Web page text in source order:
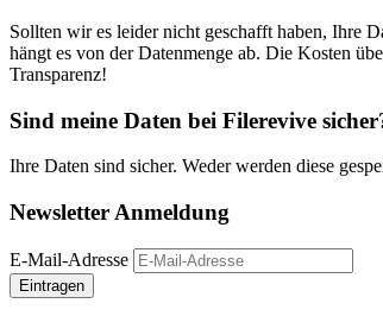
Sollten wir es leider nicht geschafft haben, Ihre
hängt es von der Datenmenge ab. Die Kosten
Transparenz!
Sind meine Daten bei Filerevive
Ihre Daten sind sicher. Weder werden diese
Newsletter Anmeldung
E-Mail-Adresse
Eintragen